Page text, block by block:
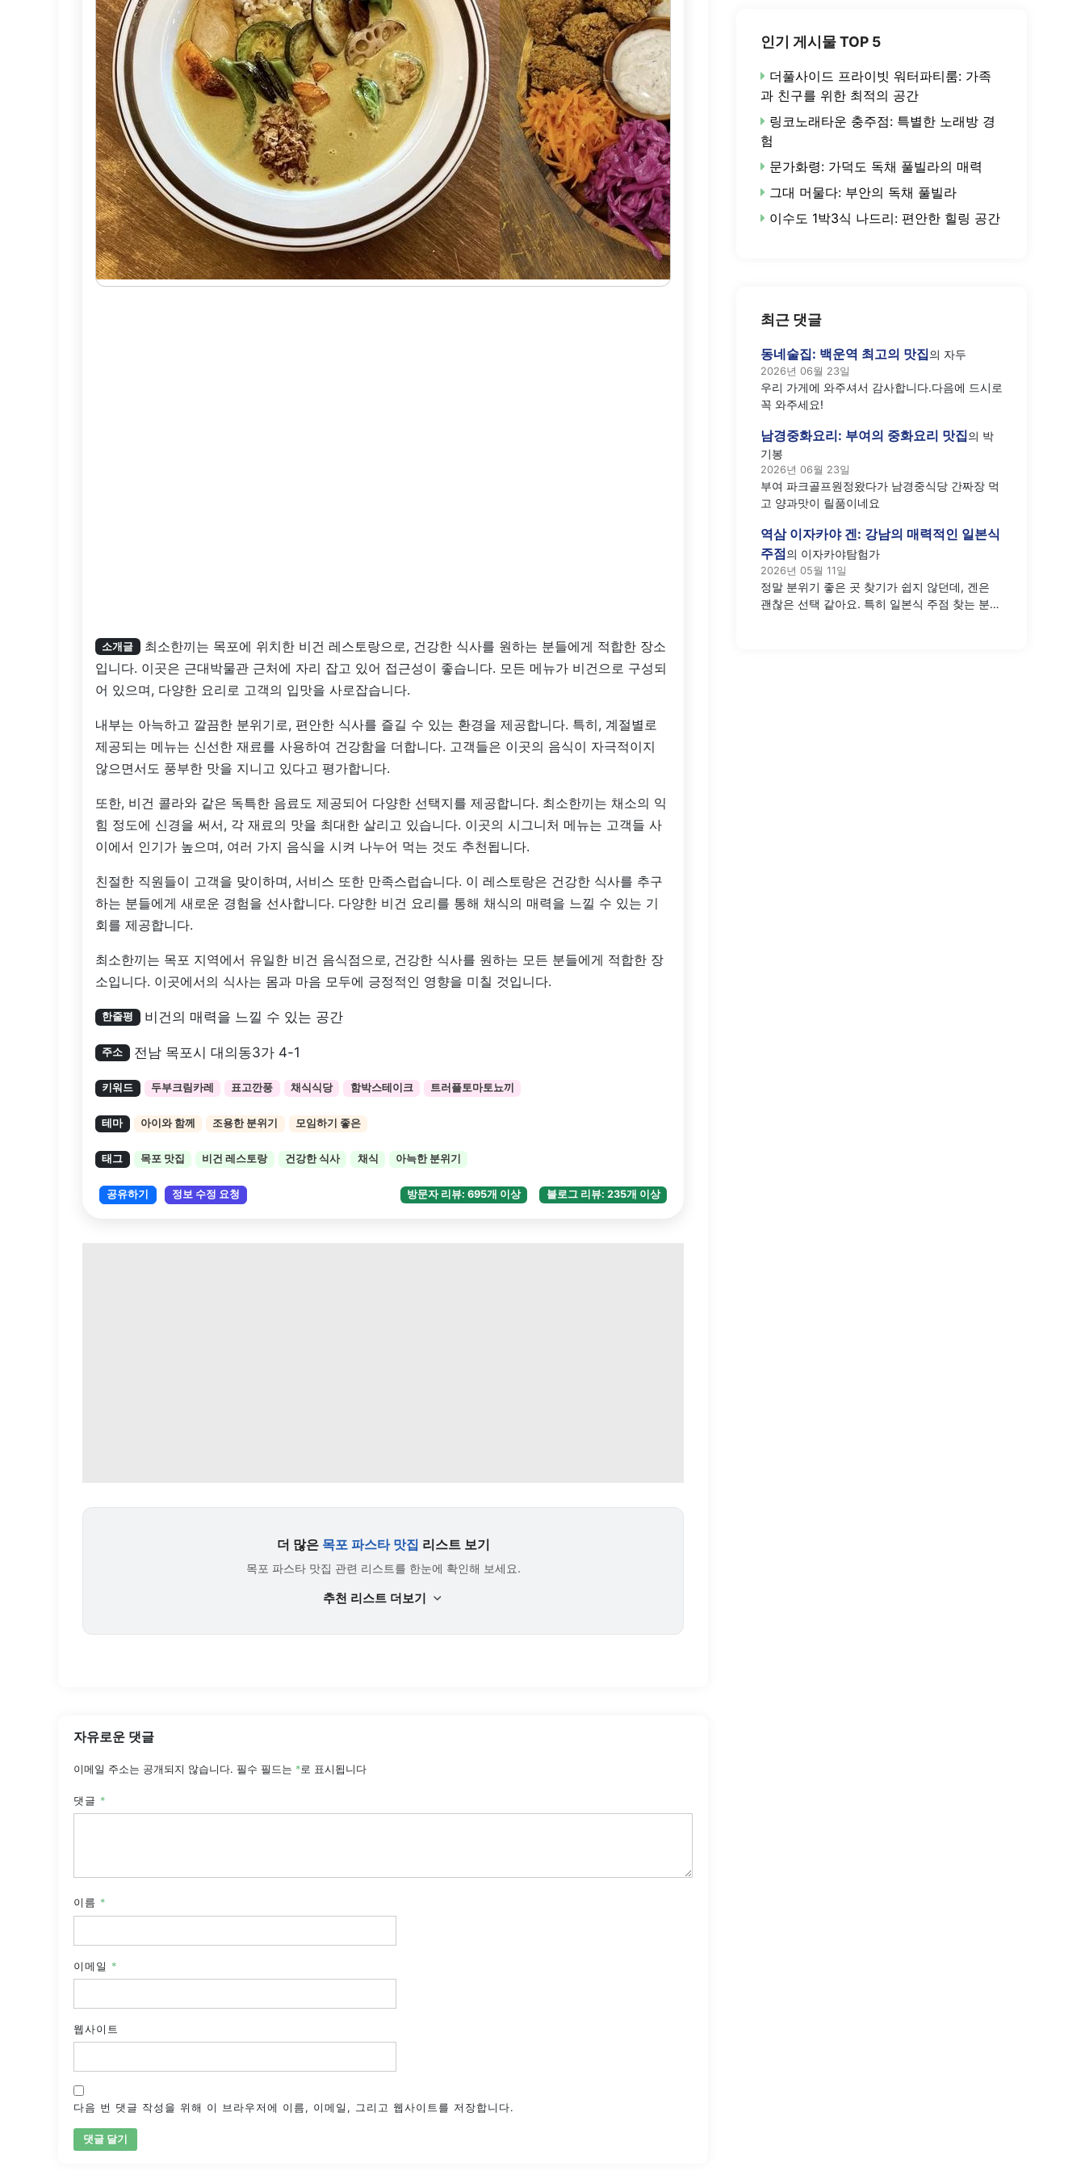
소개글
최소한끼는 목포에 위치한 비건 레스토랑으로, 건강한 식사를 원하는 분들에게 적합한 장소
입니다. 이곳은 근대박물관 근처에 자리 잡고 있어 접근성이 좋습니다. 모든 메뉴가 비건으로 구성되
어 있으며, 다양한 요리로 고객의 입맛을 사로잡습니다.
내부는 아늑하고 깔끔한 분위기로, 편안한 식사를 즐길 수 있는 환경을 제공합니다. 특히, 계절별로
제공되는 메뉴는 신선한 재료를 사용하여 건강함을 더합니다. 고객들은 이곳의 음식이 자극적이지
않으면서도 풍부한 맛을 지니고 있다고 평가합니다.
또한, 비건 콜라와 같은 독특한 음료도 제공되어 다양한 선택지를 제공합니다. 최소한끼는 채소의 익
힘 정도에 신경을 써서, 각 재료의 맛을 최대한 살리고 있습니다. 이곳의 시그니처 메뉴는 고객들 사
이에서 인기가 높으며, 여러 가지 음식을 시켜 나누어 먹는 것도 추천됩니다.
친절한 직원들이 고객을 맞이하며, 서비스 또한 만족스럽습니다. 이 레스토랑은 건강한 식사를 추구
하는 분들에게 새로운 경험을 선사합니다. 다양한 비건 요리를 통해 채식의 매력을 느낄 수 있는 기
회를 제공합니다.
최소한끼는 목포 지역에서 유일한 비건 음식점으로, 건강한 식사를 원하는 모든 분들에게 적합한 장
소입니다. 이곳에서의 식사는 몸과 마음 모두에 긍정적인 영향을 미칠 것입니다.
한줄평 비건의 매력을 느낄 수 있는 공간
주소 전남 목포시 대의동3가 4-1
키워드 두부크림카레 표고깐풍 채식식당 함박스테이크 트러플토마토뇨끼
테마 아이와 함께 조용한 분위기 모임하기 좋은
태그 목포 맛집 비건 레스토랑 건강한 식사 채식 아늑한 분위기
블로그 리뷰: 235개 이상
방문자 리뷰: 695개 이상
공유하기 정보 수정 요청
더 많은 목포 파스타 맛집 리스트 보기
목포 파스타 맛집 관련 리스트를 한눈에 확인해 보세요.
추천 리스트 더보기
자유로운 댓글
이메일 주소는 공개되지 않습니다. 필수 필드는 *로 표시됩니다
댓글 *
이름 *
이메일 *
웹사이트
다음 번 댓글 작성을 위해 이 브라우저에 이름, 이메일, 그리고 웹사이트를 저장합니다.
인기 게시물 TOP 5
더풀사이드 프라이빗 워터파티룸: 가족
과 친구를 위한 최적의 공간
링코노래타운 충주점: 특별한 노래방 경
험
문가화령: 가덕도 독채 풀빌라의 매력
그대 머물다: 부안의 독채 풀빌라
이수도 1박3식 나드리: 편안한 힐링 공간
최근 댓글
동네술집: 백운역 최고의 맛집의 자두
2026년 06월 23일
우리 가게에 와주셔서 감사합니다.다음에 드시로
꼭 와주세요!
남경중화요리: 부여의 중화요리 맛집의 박
기봉
2026년 06월 23일
부여 파크골프원정왔다가 남경중식당 간짜장 먹
고 양과맛이 릴품이네요
역삼 이자카야 겐: 강남의 매력적인 일본식
주점의 이자카야탐험가
2026년 05월 11일
정말 분위기 좋은 곳 찾기가 쉽지 않던데, 겐은
괜찮은 선택 같아요. 특히 일본식 주점 찾는 분들